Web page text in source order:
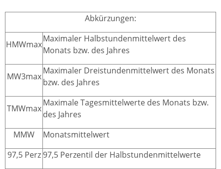
Abkürzungen:
HMWmax
Maximaler Halbstundenmittelwert des
Monats bzw. des Jahres
MW3max
Maximaler Dreistundenmittelwert des Monats
bzw. des Jahres
TMWmax
Maximale Tagesmittelwerte des Monats bzw.
des Jahres
MMW
Monatsmittelwert
97,5 Perz 97,5 Perzentil der Halbstundenmittelwerte